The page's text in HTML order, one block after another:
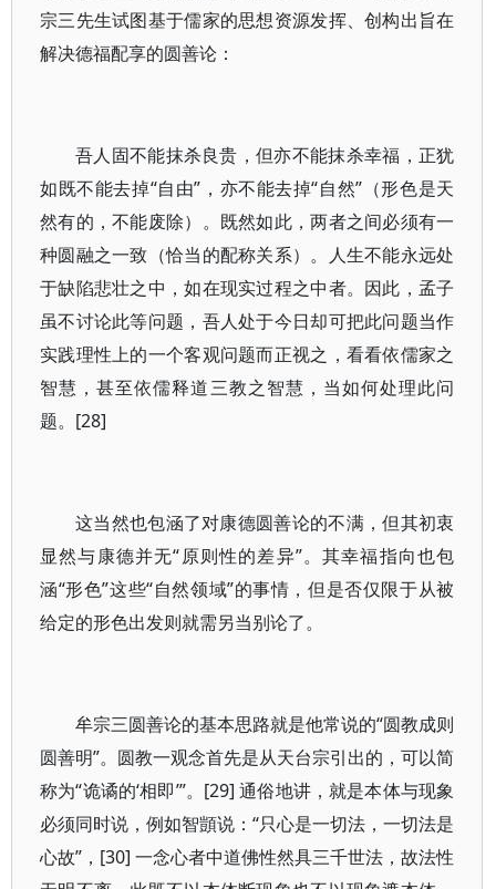
宗三先生试图基于儒家的思想资源发挥、创构出旨在
解决德福配享的圆善论：
吾人固不能抹杀良贵，但亦不能抹杀幸福，正犹
如既不能去掉“自由”，亦不能去掉“自然”（形色是天
然有的，不能废除）。既然如此，两者之间必须有一
种圆融之一致（恰当的配称关系）。人生不能永远处
于缺陷悲壮之中，如在现实过程之中者。因此，孟子
虽不讨论此等问题，吾人处于今日却可把此问题当作
实践理性上的一个客观问题而正视之，看看依儒家之
智慧，甚至依儒释道三教之智慧，当如何处理此问
题。[28]
这当然也包涵了对康德圆善论的不满，但其初衷
显然与康德并无“原则性的差异”。其幸福指向也包
涵“形色”这些“自然领域”的事情，但是否仅限于从被
给定的形色出发则就需另当别论了。
牟宗三圆善论的基本思路就是他常说的“圆教成则
圆善明”。圆教一观念首先是从天台宗引出的，可以简
称为“诡谲的‘相即’”。[29] 通俗地讲，就是本体与现象
必须同时说，例如智顗说：“只心是一切法，一切法是
心故”，[30] 一念心者中道佛性然具三千世法，故法性